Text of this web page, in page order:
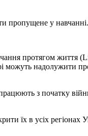
пропущене у навчанні.
протягом життя
надолужити
з початку
їх в усіх